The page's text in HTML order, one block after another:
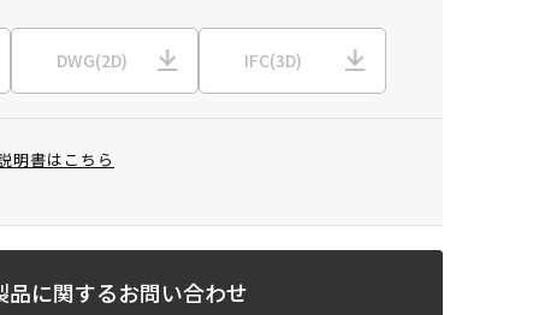
DWG(2D) IFC(3D)
明書はこちら
品に関するお問い合わせ